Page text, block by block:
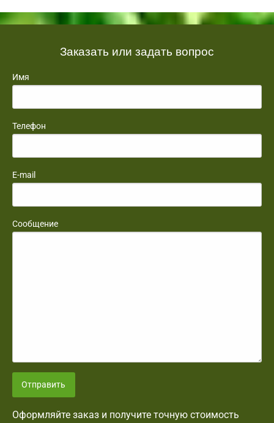
Заказать или задать вопрос
Имя
Телефон
E-mail
Сообщение
Отправить
Оформляйте заказ и получите точную стоимость